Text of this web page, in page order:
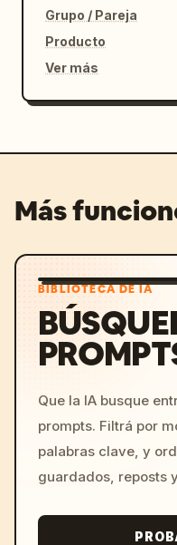
Grupo / Pareja
Producto
Ver más
Más
BIBLIOTECA DE IA
Que la IA busque
prompts. Filtrá por
palabras clave, y
guardados, reposts